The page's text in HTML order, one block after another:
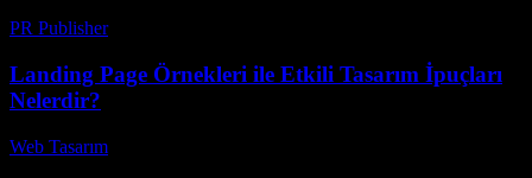
PR Publisher-
Landing Page Örnekleri ile Etkili Tasarım İpuçları
Nelerdir?
Web Tasarım